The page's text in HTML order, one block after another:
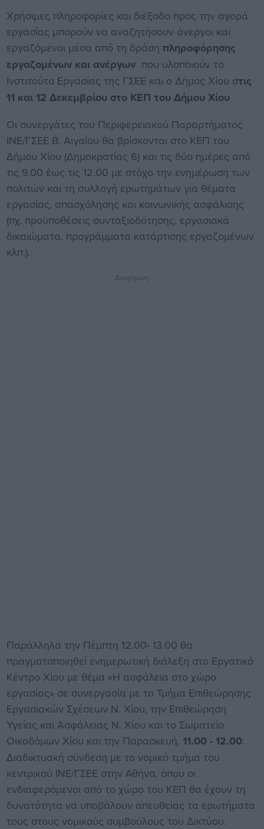
Χρήσιμες πληροφορίες και διέξοδο προς την αγορά
εργασίας μπορούν να αναζητήσουν άνεργοι και
εργαζόμενοι μέσα από τη δράση πληροφόρησης
εργαζομένων και ανέργων που υλοποιούν το
Ινστιτούτο Εργασίας της ΓΣΕΕ και ο Δήμος Χίου στις
11 και 12 Δεκεμβρίου στο ΚΕΠ του Δήμου Χίου
Οι συνεργάτες του Περιφερειακού Παραρτήματος
ΙΝΕ/ΓΣΕΕ Β. Αιγαίου θα βρίσκονται στο ΚΕΠ του
Δήμου Χίου (Δημοκρατίας 6) και τις δύο ημέρες από
τις 9.00 έως τις 12.00 με στόχο την ενημέρωση των
πολιτών και τη συλλογή ερωτημάτων για θέματα
εργασίας, απασχόλησης και κοινωνικής ασφάλισης
(πχ. προϋποθέσεις συνταξιοδότησης, εργασιακά
δικαιώματα, προγράμματα κατάρτισης εργαζομένων
κλπ.).
Διαφήμιση
Παράλληλα την Πέμπτη 12.00- 13.00 θα
πραγματοποιηθεί ενημερωτική διάλεξη στο Εργατικό
Κέντρο Χίου με θέμα «Η ασφάλεια στο χώρο
εργασίας» σε συνεργασία με το Τμήμα Επιθεώρησης
Εργασιακών Σχέσεων Ν. Χίου, την Επιθεώρηση
Υγείας και Ασφάλειας Ν. Χίου και το Σωματείο
Οικοδόμων Χίου και την Παρασκευή, 11.00 - 12.00:
Διαδικτυακή σύνδεση με το νομικό τμήμα του
κεντρικού ΙΝΕ/ΓΣΕΕ στην Αθήνα, όπου οι
ενδιαφερόμενοι από το χώρο του ΚΕΠ θα έχουν τη
δυνατότητα να υποβάλουν απευθείας τα ερωτήματα
τους στους νομικούς συμβούλους του Δικτύου.